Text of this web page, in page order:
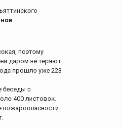
.
поэтому
даром не теряют.
прошло уже 223
беседы с
400 листовок.
пожароопасности